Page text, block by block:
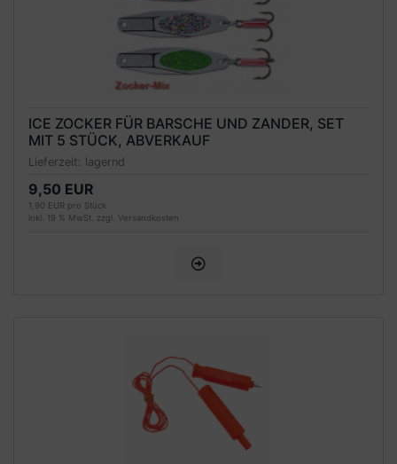
ICE ZOCKER FÜR BARSCHE UND ZANDER, SET
MIT 5 STÜCK, ABVERKAUF
Lieferzeit: lagernd
9,50 EUR
1,90 EUR pro Stück
inkl. 19 % MwSt. zzgl. Versandkosten